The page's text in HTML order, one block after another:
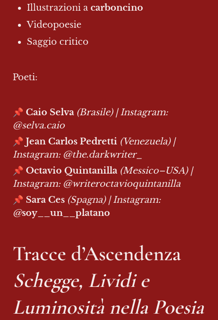
Illustrazioni a carboncino
Videopoesie
Saggio critico
Poeti:
📌 Caio Selva (Brasile) | Instagram:
@selva.caio
📌 Jean Carlos Pedretti (Venezuela) |
Instagram: @the.darkwriter_
📌 Octavio Quintanilla (Messico–USA) |
Instagram: @writeroctavioquintanilla
📌 Sara Ces (Spagna) | Instagram:
@soy__un__platano
Schegge, Lividi e
Luminosità nella Poesia